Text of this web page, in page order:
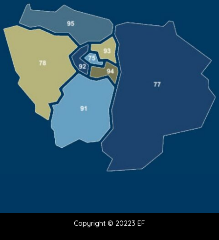
Copyright © 20223 EF